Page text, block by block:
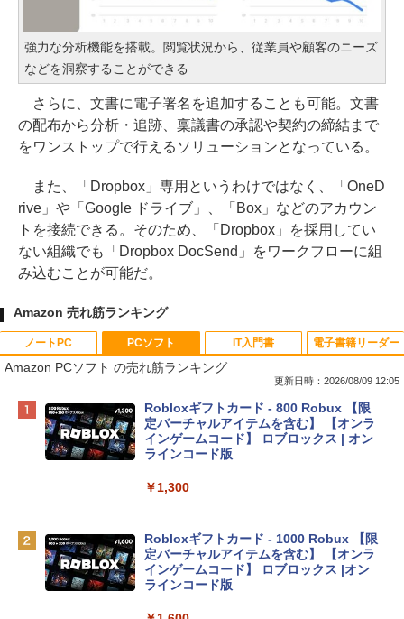
強力な分析機能を搭載。閲覧状況から、従業員や顧客のニーズ
などを洞察することができる
さらに、文書に電子署名を追加することも可能。文書
の配布から分析・追跡、稟議書の承認や契約の締結まで
をワンストップで行えるソリューションとなっている。
また、「Dropbox」専用というわけではなく、「OneD
rive」や「Google ドライブ」、「Box」などのアカウン
トを接続できる。そのため、「Dropbox」を採用してい
ない組織でも「Dropbox DocSend」をワークフローに組
み込むことが可能だ。
Amazon 売れ筋ランキング
ノートPC
Apple 2026 MacBook Neo A18 Proチッ
プ搭載13インチノートブック：AIとAppl
e Intelligenceのために設計、Liquid Ret
inaディスプレイ、8GBユニファイドメモ
eTime HDカメラ - インディゴ
tomtoc 360°保護 15.6 16インチ パソコ
ンケース Dell NEC Lavie ASUS HP dyna
PCソフト
Amazon PCソフト の売れ筋ランキング
更新日時：2026/08/09 12:05
Robloxギフトカード - 800 Robux 【限
定バーチャルアイテムを含む】 【オンラ
インゲームコード】 ロブロックス | オン
ラインコード版
￥1,300
Robloxギフトカード - 1000 Robux 【限
定バーチャルアイテムを含む】 【オンラ
インゲームコード】 ロブロックス |オン
ラインコード版
IT入門書 電子書籍リーダー